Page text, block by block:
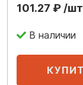
101.27 ₽ /шт
В наличии